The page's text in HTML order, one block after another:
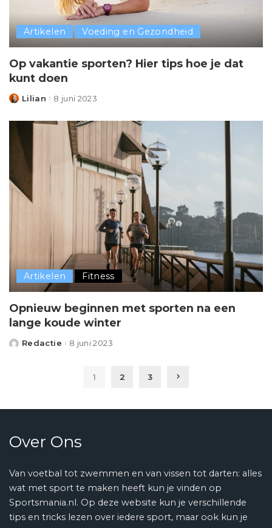
Artikelen Voeding en Gezondheid
Op vakantie sporten? Hier tips hoe je dat
kunt doen
Posted
Lilian 8 juni 2023
Artikelen Fitness
Opnieuw beginnen met sporten na een
lange koude winter
Posted
Redactie 8 juni 2023
1 2 3
Over Ons
Van voetbal tot zwemmen en van vissen tot darten: alles
wat met sport te maken heeft kun je vinden op
Sportsmania.nl. Op deze website kun je verschillende
tips en tricks lezen over iedere sport, maar ook kun je